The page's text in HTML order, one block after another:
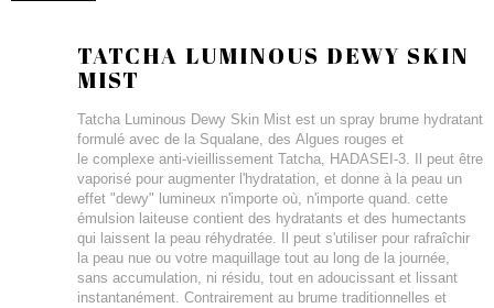
TATCHA LUMINOUS DEWY SKIN
MIST
Tatcha Luminous Dewy Skin Mist est un spray brume hydratant
formulé avec de la Squalane, des Algues rouges et
le complexe anti-vieillissement Tatcha, HADASEI-3. Il peut être
vaporisé pour augmenter l'hydratation, et donne à la peau un
effet "dewy" lumineux n'importe où, n'importe quand. cette
émulsion laiteuse contient des hydratants et des humectants
qui laissent la peau réhydratée. Il peut s'utiliser pour rafraîchir
la peau nue ou votre maquillage tout au long de la journée,
sans accumulation, ni résidu, tout en adoucissant et lissant
instantanément. Contrairement au brume traditionnelles et